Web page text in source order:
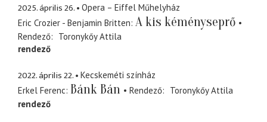
2025. április 26.
Opera – Eiffel Műhelyház
Eric Crozier - Benjamin Britten A kis kéményseprő
Rendező
Toronykőy Attila
rendező
2022. április 22.
Kecskeméti színház
Erkel Ferenc Bánk Bán Rendező
Toronykőy Attila
rendező